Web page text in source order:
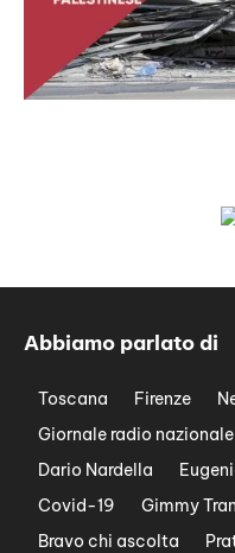
Abbiamo parlato di
Toscana Firenze
Giornale radio nazionale
Dario Nardella
Covid-19
Gimmy
Bravo chi ascolta